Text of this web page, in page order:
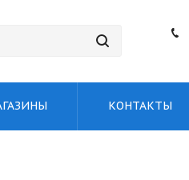
КОНТАКТЫ